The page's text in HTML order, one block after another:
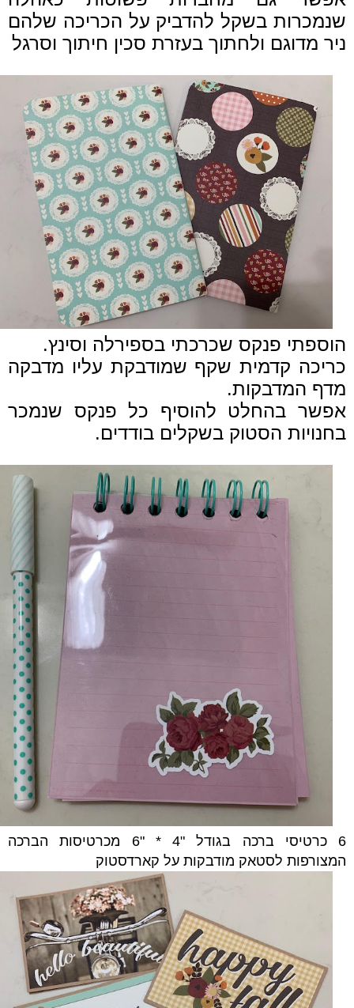
שנמכרות בשקל להדביק על הכריכה שלהם
ניר מדוגם ולחתוך בעזרת סכין חיתוך וסרגל
הוספתי פנקס שכרכתי בספירלה וסינץ.
כריכה קדמית שקף שמודבקת עליו מדבקה
מדף המדבקות.
אפשר בהחלט להוסיף כל פנקס שנמכר
בחנויות הסטוק בשקלים בודדים.
6 כרטיסי ברכה בגודל "4 * "6 מכרטיסות הברכה
המצורפות לסטאק מודבקות על קארדסטוק